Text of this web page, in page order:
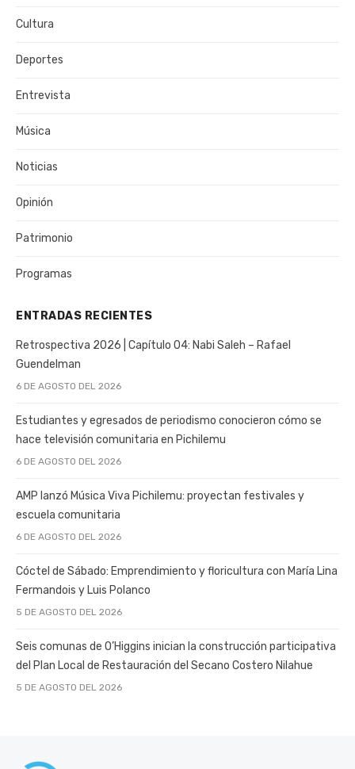
Cultura
Deportes
Entrevista
Música
Noticias
Opinión
Patrimonio
Programas
ENTRADAS RECIENTES
Retrospectiva 2026 | Capítulo 04: Nabi Saleh – Rafael
Guendelman
6 DE AGOSTO DEL 2026
Estudiantes y egresados de periodismo conocieron cómo se
hace televisión comunitaria en Pichilemu
6 DE AGOSTO DEL 2026
AMP lanzó Música Viva Pichilemu: proyectan festivales y
escuela comunitaria
6 DE AGOSTO DEL 2026
Cóctel de Sábado: Emprendimiento y floricultura con María Lina
Fermandois y Luis Polanco
5 DE AGOSTO DEL 2026
Seis comunas de O’Higgins inician la construcción participativa
del Plan Local de Restauración del Secano Costero Nilahue
5 DE AGOSTO DEL 2026